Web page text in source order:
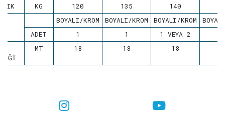
KG 120 135 140
BOYALI/KROM BOYALI/KROM BOYALI/KROM
ADET
1 1 1 VEYA 2
MT 18 18 18